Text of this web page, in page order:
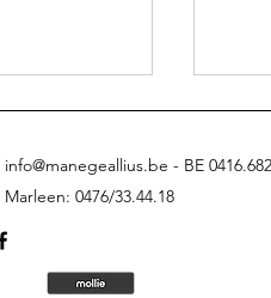
info@manegeallius.be - BE
Marleen: 0476/33.44.18